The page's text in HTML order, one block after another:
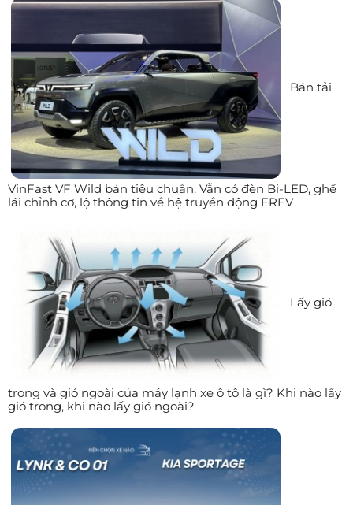
Bán tải
VinFast VF Wild bản tiêu chuẩn: Vẫn có đèn Bi-LED, ghế
lái chỉnh cơ, lộ thông tin về hệ truyền động EREV
Lấy gió
trong và gió ngoài của máy lạnh xe ô tô là gì? Khi nào lấy
gió trong, khi nào lấy gió ngoài?